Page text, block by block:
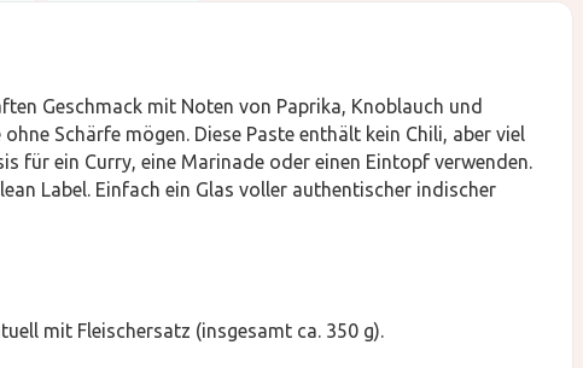
Geschmack mit Noten von Paprika, Knoblauch und
Schärfe mögen. Diese Paste enthält kein Chili, aber viel
für ein Curry, eine Marinade oder einen Eintopf verwenden.
Label. Einfach ein Glas voller authentischer indischer
mit Fleischersatz (insgesamt ca. 350 g).